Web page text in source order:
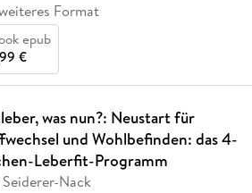
Format
epub
€
was nun?: Neustart für
und Wohlbefinden: das 4-
Leberfit-Programm
Nack